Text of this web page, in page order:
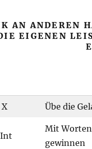
AN ANDEREN
EIGENEN
Übe die
Mit Worten
gewinnen